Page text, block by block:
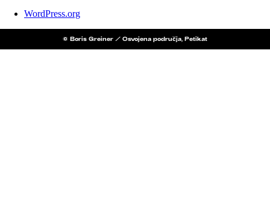
WordPress.org
© Boris Greiner / Osvojena područja, Petikat